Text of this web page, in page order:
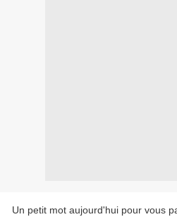
Un petit mot aujourd'hui pour vous